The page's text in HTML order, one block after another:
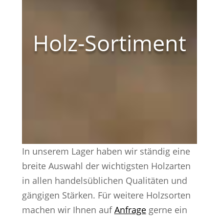
Holz-Sortiment
In unserem Lager haben wir ständig eine
breite Auswahl der wichtigsten Holzarten
in allen handelsüblichen Qualitäten und
gängigen Stärken. Für weitere Holzsorten
machen wir Ihnen aufAnfragegerne ein